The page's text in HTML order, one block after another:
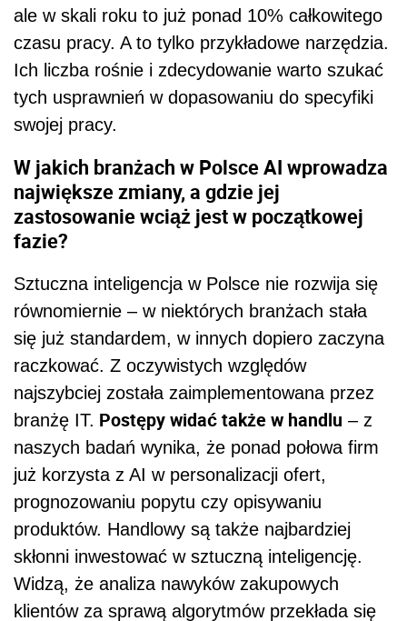
ale w skali roku to już ponad 10% całkowitego
czasu pracy. A to tylko przykładowe narzędzia.
Ich liczba rośnie i zdecydowanie warto szukać
tych usprawnień w dopasowaniu do specyfiki
swojej pracy.
W jakich branżach w Polsce AI wprowadza
największe zmiany, a gdzie jej
zastosowanie wciąż jest w początkowej
fazie?
Sztuczna inteligencja w Polsce nie rozwija się
równomiernie – w niektórych branżach stała
się już standardem, w innych dopiero zaczyna
raczkować. Z oczywistych względów
najszybciej została zaimplementowana przez
branżę IT. Postępy widać także w handlu – z
naszych badań wynika, że ponad połowa firm
już korzysta z AI w personalizacji ofert,
prognozowaniu popytu czy opisywaniu
produktów. Handlowy są także najbardziej
skłonni inwestować w sztuczną inteligencję.
Widzą, że analiza nawyków zakupowych
klientów za sprawą algorytmów przekłada się